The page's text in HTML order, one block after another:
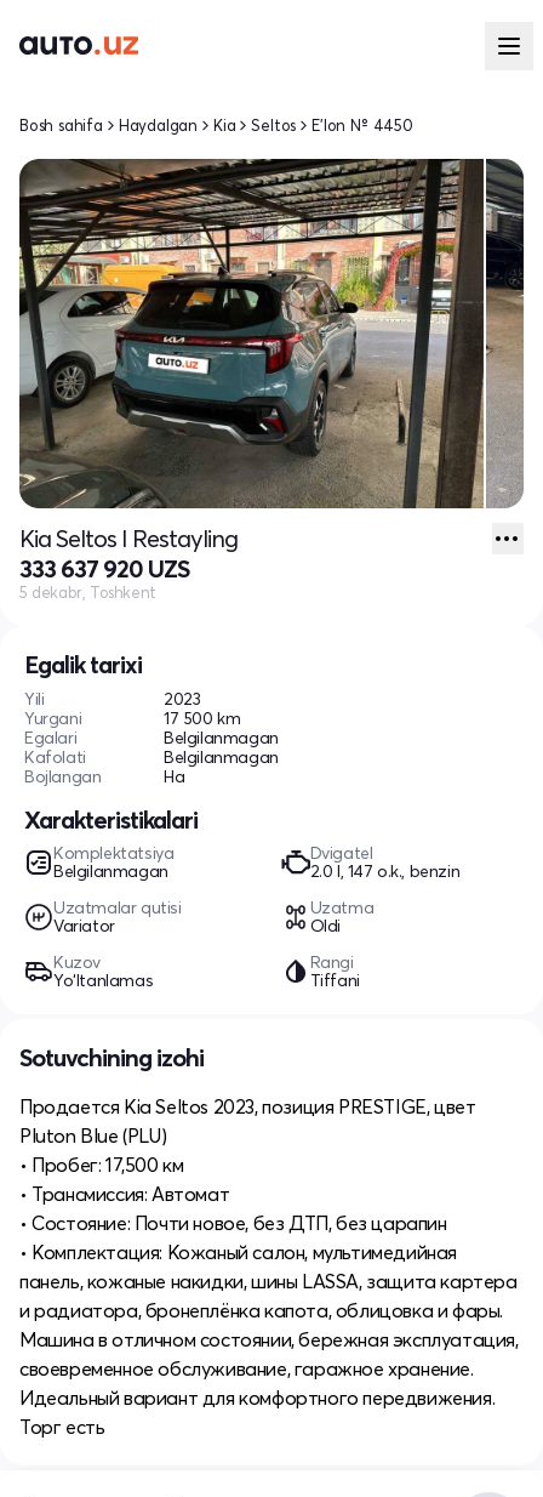
Egalik tarixi
Yili
2023
Yurgani
17 500 km
Egalari
Belgilanmagan
Kafolati
Belgilanmagan
Bojlangan
Ha
Xarakteristikalari
Komplektatsiya
Belgilanmagan
Dvigatel
2.0 l, 147 o.k., benzin
Uzatmalar qutisi
Variator
Uzatma
Oldi
Kuzov
Yo‘ltanlamas
Rangi
Tiffani
Bosh sahifa Haydalgan Kia Seltos E'lon № 4450
Kia Seltos I Restayling
333 637 920 UZS
5 dekabr, Toshkent
Sotuvchining izohi
Продается Kia Seltos 2023, позиция PRESTIGE, цвет
Pluton Blue (PLU)
• Пробег: 17,500 км
• Трансмиссия: Автомат
• Состояние: Почти новое, без ДТП, без царапин
• Комплектация: Кожаный салон, мультимедийная
панель, кожаные накидки, шины LASSA, защита картера
и радиатора, бронеплёнка капота, облицовка и фары.
Машина в отличном состоянии, бережная эксплуатация,
своевременное обслуживание, гаражное хранение.
Идеальный вариант для комфортного передвижения.
Торг есть